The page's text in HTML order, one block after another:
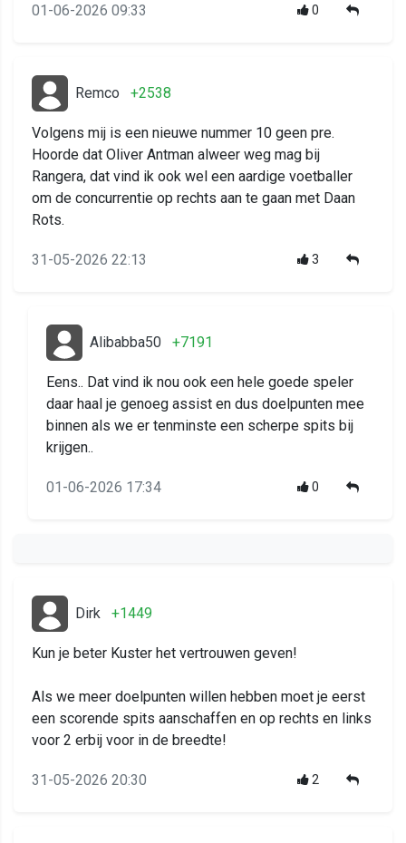
01-06-2026 09:33 0
Remco +2538
Volgens mij is een nieuwe nummer 10 geen pre.
Hoorde dat Oliver Antman alweer weg mag bij
Rangera, dat vind ik ook wel een aardige voetballer
om de concurrentie op rechts aan te gaan met Daan
Rots.
31-05-2026 22:13 3
Alibabba50 +7191
Eens.. Dat vind ik nou ook een hele goede speler
daar haal je genoeg assist en dus doelpunten mee
binnen als we er tenminste een scherpe spits bij
krijgen..
01-06-2026 17:34 0
Dirk +1449
Kun je beter Kuster het vertrouwen geven!
Als we meer doelpunten willen hebben moet je eerst
een scorende spits aanschaffen en op rechts en links
voor 2 erbij voor in de breedte!
31-05-2026 20:30 2